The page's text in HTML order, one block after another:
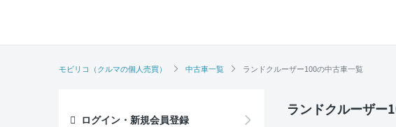
モビリコ（クルマの個人売買） 中古車一覧 ランドクルーザー100の中古車一覧
ランドクルーザー
ログイン・新規会員登録